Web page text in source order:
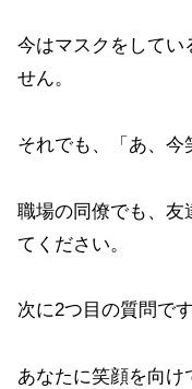
今はマスクをしてい
せん。
それでも、「あ、今
職場の同僚でも、友
てください。
次に2つ目の質問です
あなたに笑顔を向け